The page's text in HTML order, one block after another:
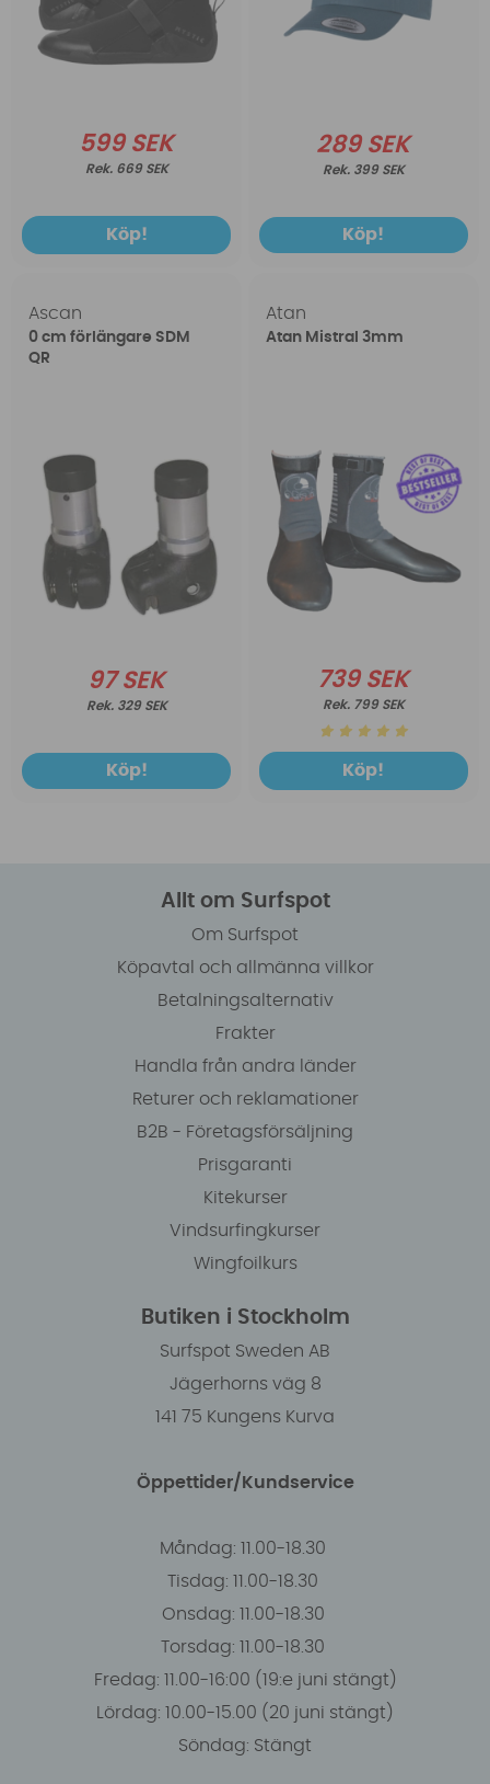
599 SEK
669 SEK
Köp!
289 SEK
399 SEK
Köp!
Ascan
0 cm förlängare SDM
QR
97 SEK
329 SEK
Köp!
Atan
Atan Mistral 3mm
739 SEK
799 SEK
Köp!
Allt om Surfspot
Om Surfspot
Köpavtal och allmänna villkor
Betalningsalternativ
Frakter
Handla från andra länder
Returer och reklamationer
B2B - Företagsförsäljning
Prisgaranti
Kitekurser
Vindsurfingkurser
Wingfoilkurs
Butiken i Stockholm
Surfspot Sweden AB
Jägerhorns väg 8
141 75 Kungens Kurva
Öppettider/Kundservice
Måndag: 11.00-18.30
Tisdag: 11.00-18.30
Onsdag: 11.00-18.30
Torsdag: 11.00-18.30
Fredag: 11.00-16:00 (19:e juni stängt)
Lördag: 10.00-15.00 (20 juni stängt)
Söndag: Stängt